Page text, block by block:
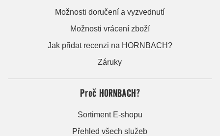
Možnosti doručení a vyzvednutí
Možnosti vrácení zboží
Jak přidat recenzi na HORNBACH?
Záruky
Proč HORNBACH?
Sortiment E-shopu
Přehled všech služeb